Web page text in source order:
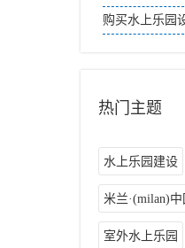
你知道吗？
购买水上乐园
热门主题
水上乐园建设
米兰·(milan)
室外水上乐园